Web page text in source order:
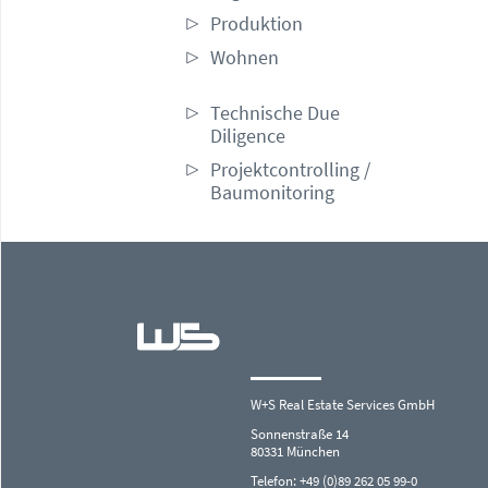
Produktion
Wohnen
Technische Due
Diligence
Projektcontrolling /
Baumonitoring
W+S Real Estate Services GmbH
Sonnenstraße 14
80331 München
Telefon: +49 (0)89 262 05 99-0